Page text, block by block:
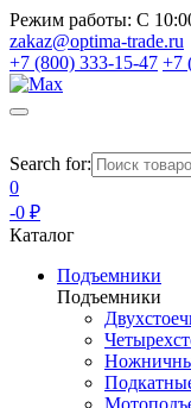
Режим работы: С
zakaz@optima-trade.ru
+7 (800) 333-15-47 +7
Search for:
0
-0 ₽
Каталог
Подъемники
Подъемники